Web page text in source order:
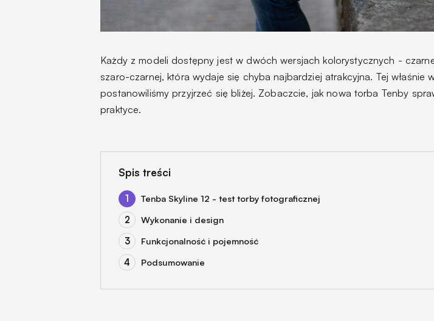
Każdy z modeli dostępny jest w dwóch wersjach kolorystycznych -
szaro-czarnej, która wydaje się chyba najbardziej atrakcyjna. Tej właśnie
postanowiliśmy przyjrzeć się bliżej. Zobaczcie, jak nowa torba Tenby
praktyce.
Spis treści
Tenba Skyline 12 - test torby fotograficznej
Wykonanie i design
Funkcjonalność i pojemność
Podsumowanie